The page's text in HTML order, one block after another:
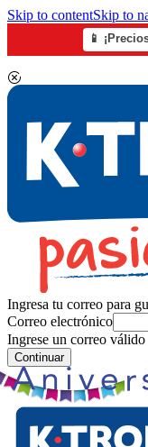
Skip to contentSkip to
📱
Ingresa tu correo para
Correo electrónico
Ingrese un correo válido
Continuar